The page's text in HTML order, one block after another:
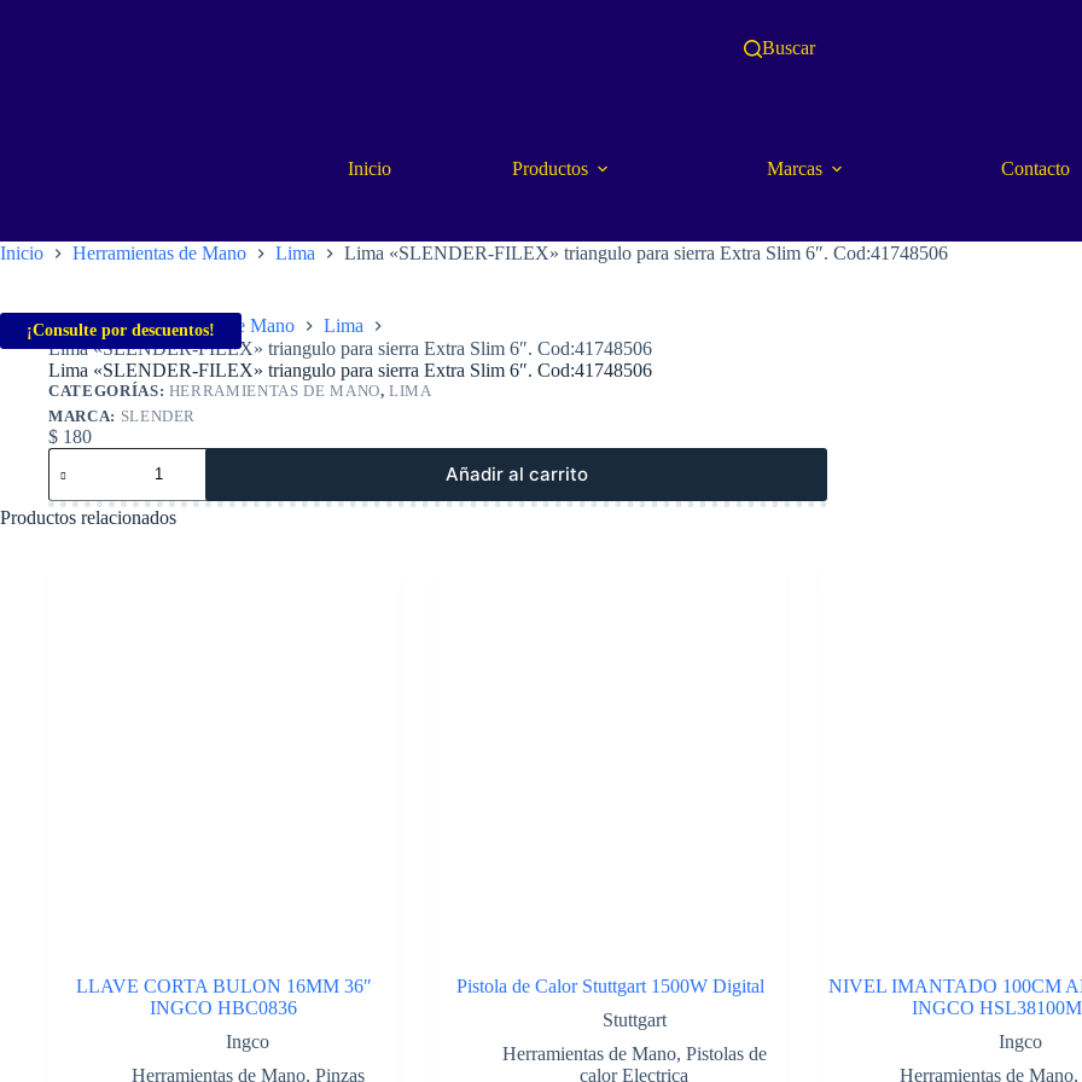
Buscar
Inicio Productos Marcas Contacto
Inicio Herramientas de Mano Lima Lima «SLENDER-FILEX» triangulo para sierra Extra Slim 6″. Cod:41748506
¡Consulte por descuentos!
Inicio Herramientas de Mano
Lima
Lima «SLENDER-FILEX» triangulo para sierra Extra Slim 6″. Cod:41748506
Lima «SLENDER-FILEX» triangulo para sierra Extra Slim 6″. Cod:41748506
CATEGORÍAS: HERRAMIENTAS DE MANO,LIMA
MARCA: SLENDER
$ 180
Lima
«SLENDER-
FILEX»
triangulo
Añadir al carrito
Productos relacionados
LLAVE CORTA BULON 16MM 36″
INGCO HBC0836
Ingco
Herramientas de Mano, Pinzas
Pistola de Calor Stuttgart 1500W Digital
Stuttgart
Herramientas de Mano, Pistolas de
calor Electrica
NIVEL IMANTADO 100CM
INGCO HSL38100M
Ingco
Herramientas de Mano,